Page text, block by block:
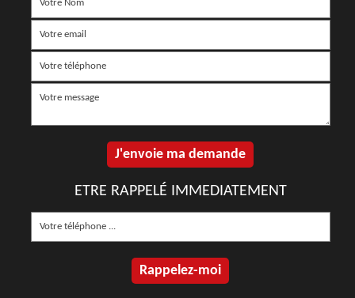
ETRE RAPPELÉ IMMEDIATEMENT